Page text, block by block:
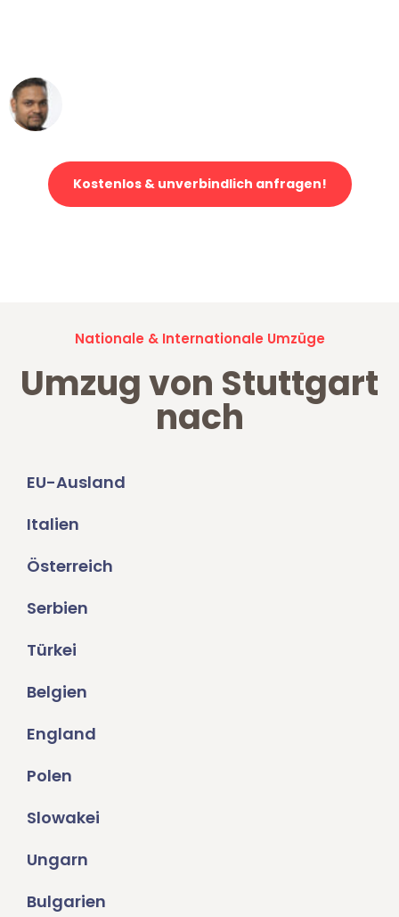
Kostenlos & unverbindlich anfragen!
Nationale & Internationale Umzüge
Umzug von Stuttgart
nach
EU-Ausland
Italien
Österreich
Serbien
Türkei
Belgien
England
Polen
Slowakei
Ungarn
Bulgarien